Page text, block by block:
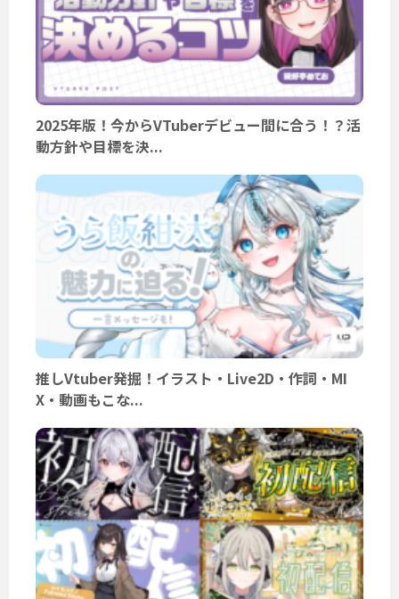
2025年版！今からVTuberデビュー間に合う！？活
動方針や目標を決...
推しVtuber発掘！イラスト・Live2D・作詞・MI
X・動画もこな...